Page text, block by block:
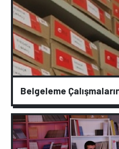
Belgeleme